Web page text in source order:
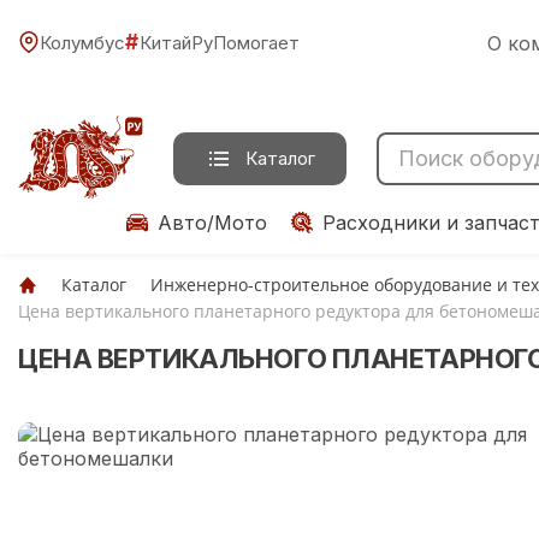
Колумбус#КитайРуПомогает О
Каталог
Авто/Мото Расходники и
Каталог Инженерно-строительное оборудование и
Цена вертикального планетарного редуктора для
ЦЕНА ВЕРТИКАЛЬНОГО